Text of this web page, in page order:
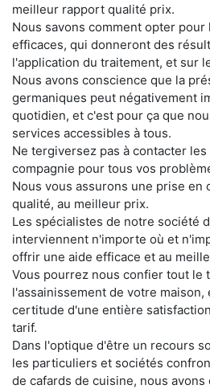
meilleur rapport qualité prix.
Nous savons comment opter
efficaces, qui donneront des
l'application du traitement, et sur
Nous avons conscience que la
germaniques peut négativement
quotidien, et c'est pour ça que
services accessibles à tous.
Ne tergiversez pas à contacter
compagnie pour tous vos
Nous vous assurons une prise en
qualité, au meilleur prix.
Les spécialistes de notre société
interviennent n'importe où et
offrir une aide efficace et au
Vous pourrez nous confier tout le
l'assainissement de votre maison,
certitude d'une entière
tarif.
Dans l'optique d'être un recours
les particuliers et sociétés
de cafards de cuisine, nous